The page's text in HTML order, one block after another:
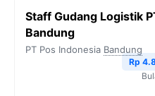
Staff Gudang Logistik
Bandung
PT Pos Indonesia Bandung
Rp